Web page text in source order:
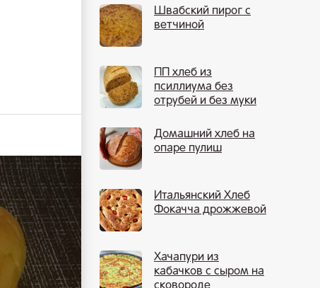
Швабский пирог с
ветчиной
ПП хлеб из
псиллиума без
отрубей и без муки
Домашний хлеб на
опаре пулиш
Итальянский Хлеб
Фокачча дрожжевой
Хачапури из
кабачков с сыром на